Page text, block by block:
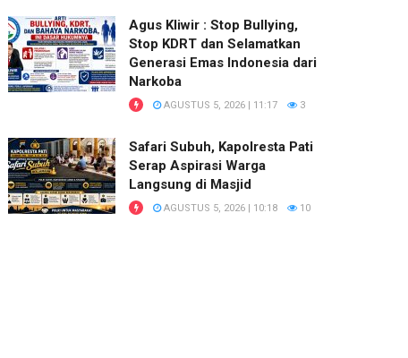
Agus Kliwir : Stop Bullying,
Stop KDRT dan Selamatkan
Generasi Emas Indonesia dari
Narkoba
AGUSTUS 5, 2026 | 11:17 3
Safari Subuh, Kapolresta Pati
Serap Aspirasi Warga
Langsung di Masjid
AGUSTUS 5, 2026 | 10:18 10